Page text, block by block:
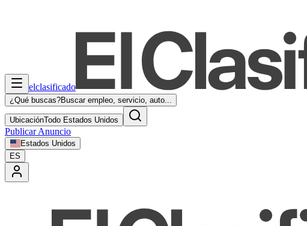
elclasificado
¿Qué buscas?Buscar empleo, servicio, auto...
UbicaciónTodo Estados Unidos
Publicar Anuncio
Estados Unidos
ES